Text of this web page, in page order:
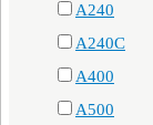
А240
А240С
А400
А500